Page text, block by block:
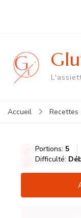
Accueil Recettes
Portions: 5
Difficulté: